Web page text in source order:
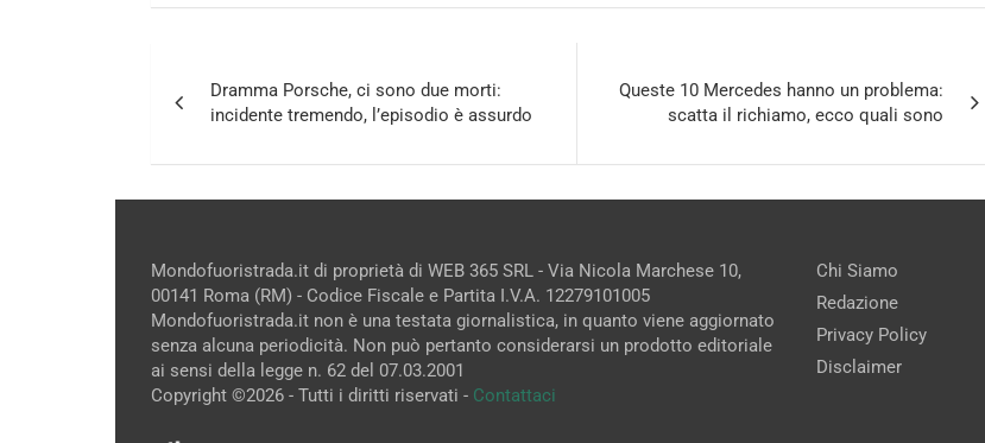
articoli
Dramma Porsche, ci sono due morti:
incidente tremendo, l’episodio è assurdo
Queste 10 Mercedes hanno un problema:
scatta il richiamo, ecco quali sono
Mondofuoristrada.it di proprietà di WEB 365 SRL - Via Nicola Marchese 10,
00141 Roma (RM) - Codice Fiscale e Partita I.V.A. 12279101005
Mondofuoristrada.it non è una testata giornalistica, in quanto viene aggiornato
senza alcuna periodicità. Non può pertanto considerarsi un prodotto editoriale
ai sensi della legge n. 62 del 07.03.2001
Copyright ©2026 - Tutti i diritti riservati - Contattaci
Chi Siamo
Redazione
Privacy Policy
Disclaimer